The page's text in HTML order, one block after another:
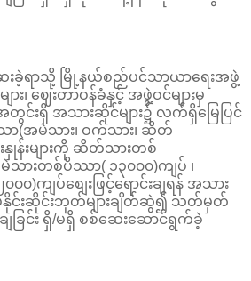
းခဲ့ရာသို့ မြို့နယ်စည်ပင်သာယာရေးအဖွဲ့
ား၊ ဈေးတာဝန်ခံနှင့် အဖွဲ့ဝင်များမှ
တွင်းရှိ အသားဆိုင်များ၌ လက်ရှိမြေပြင်
ာ(အမဲသား၊ ဝက်သား၊ ဆိတ်
နှုန်းများကို ဆိတ်သားတစ်
သားတစ်ပိဿာ( ၁၃၀၀၀)ကျပ် ၊
)ကျပ်စျေးဖြင့်ရောင်းချရန် အသား
ဗီနိုင်းဆိုင်းဘုတ်များချိတ်ဆွဲ၍ သတ်မှတ်
ျခြင်း ရှိ/မရှိ စစ်ဆေးဆောင်ရွက်ခဲ့